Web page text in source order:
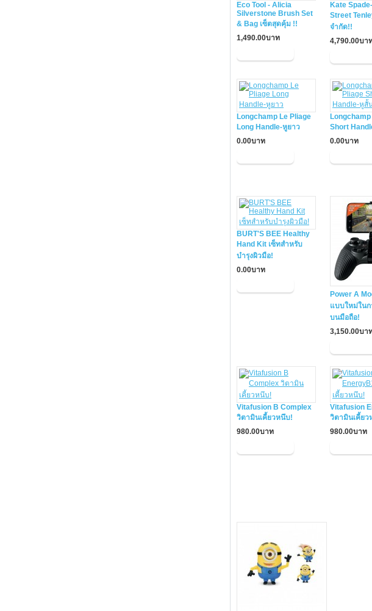
Eco Tool - Alicia
Silverstone Brush Set
& Bag เซ็ตสุดคุ้ม !!
1,490.00บาท
Kate
Street
จำกัด!!
4,790.00บา
Longchamp Le Pliage
Long Handle-หูยาว
0.00บาท
Short
0.00บาท
BURT'S BEE Healthy
Hand Kit เซ็ทสำหรับ
บำรุงผิวมือ!
0.00บาท
Power A
แบบใหม่ในก
บนมือถือ!
3,150.00บา
Vitafusion B Complex
วิตามินเคี้ยวหนึบ!
980.00บาท
Vitafusion
วิตามินเคี้ยว
980.00บาท